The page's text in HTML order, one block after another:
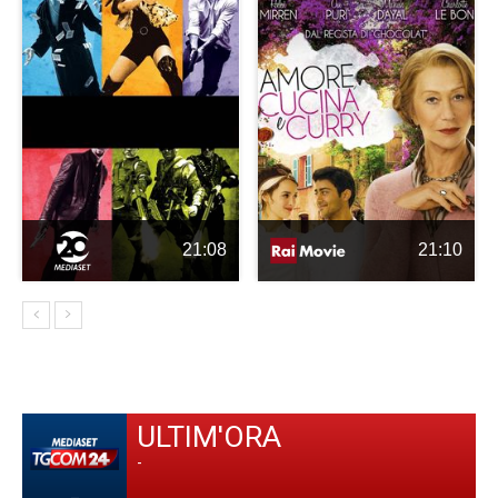
21:08 21:10
ULTIM'ORA
-